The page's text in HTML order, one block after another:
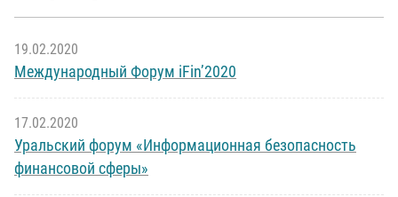
19.02.2020
Международный Форум iFin’2020
17.02.2020
Уральский форум «Информационная безопасность
финансовой сферы»